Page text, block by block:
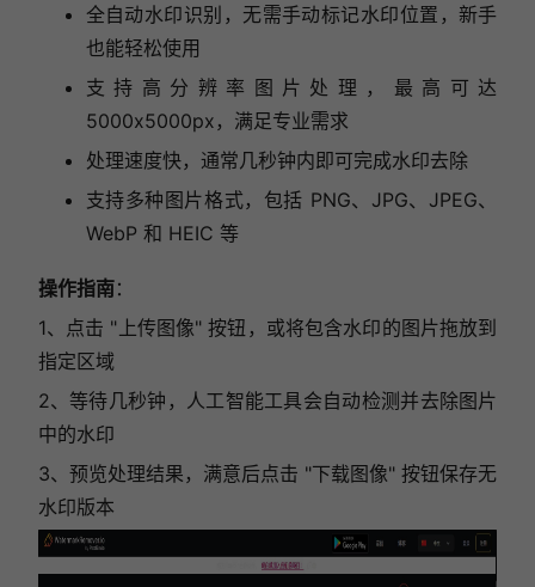
全自动水印识别，无需手动标记水印位置，新手
也能轻松使用
支持高分辨率图片处理，最高可达
5000x5000px，满足专业需求
处理速度快，通常几秒钟内即可完成水印去除
支持多种图片格式，包括 PNG、JPG、JPEG、
WebP 和 HEIC 等
操作指南：
1、点击 "上传图像" 按钮，或将包含水印的图片拖放到
指定区域
2、等待几秒钟，人工智能工具会自动检测并去除图片
中的水印
3、预览处理结果，满意后点击 "下载图像" 按钮保存无
水印版本